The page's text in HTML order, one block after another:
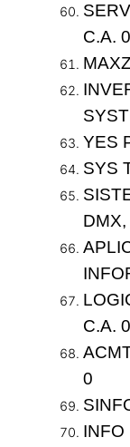
C.A. 0
YES
SYS
C.A. 0
0